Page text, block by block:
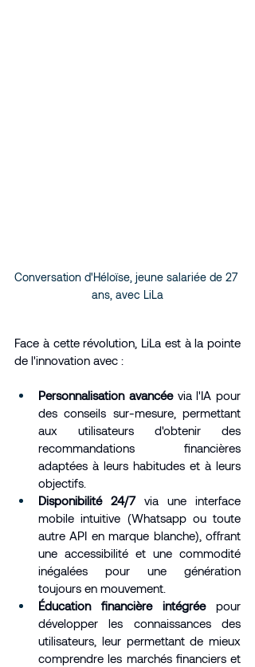
Conversation d'Héloïse, jeune salariée de 27
ans, avec LiLa
Face à cette révolution, LiLa est à la pointe
de l'innovation avec :
Personnalisation avancée via l'IA pour
des conseils sur-mesure, permettant
aux utilisateurs d'obtenir des
recommandations financières
adaptées à leurs habitudes et à leurs
objectifs.
Disponibilité 24/7 via une interface
mobile intuitive (Whatsapp ou toute
autre API en marque blanche), offrant
une accessibilité et une commodité
inégalées pour une génération
toujours en mouvement.
Éducation financière intégrée pour
développer les connaissances des
utilisateurs, leur permettant de mieux
comprendre les marchés financiers et